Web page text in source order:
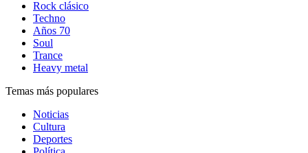
Rock clásico
Techno
Años 70
Soul
Trance
Heavy metal
Temas más populares
Noticias
Cultura
Deportes